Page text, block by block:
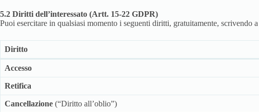
5.2 Diritti dell’interessato (Artt. 15-22 GDPR)
Puoi esercitare in qualsiasi momento i seguenti diritti, gratuitamente, scrivendo a
Diritto
Accesso
Retifica
Cancellazione (“Diritto all’oblio”)